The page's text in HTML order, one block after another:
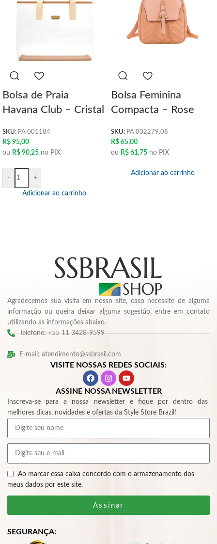
Bolsa de Praia
Havana Club – Cristal
SKU: PA 001184
R$ 95,00
ou R$ 90,25 no PIX
- +
Adicionar ao carrinho
Bolsa Feminina
Compacta – Rose
SKU: PA 002279.08
R$ 65,00
ou R$ 61,75 no PIX
Adicionar ao carrinho
Agradecemos sua visita em nosso site, caso necessite de alguma
informação ou queira deixar alguma sugestão, entre em contato
utilizando as informações abaixo.
Telefone: +55 11 3428-9599
E-mail: atendimento@ssbrasil.com
VISITE NOSSAS REDES SOCIAIS:
ASSINE NOSSA NEWSLETTER
Inscreva-se para a nossa newsletter e fique por dentro das
melhores dicas, novidades e ofertas da Style Store Brazil!
Ao marcar essa caixa concordo com o armazenamento dos
meus dados por este site.
Assinar
SEGURANÇA: